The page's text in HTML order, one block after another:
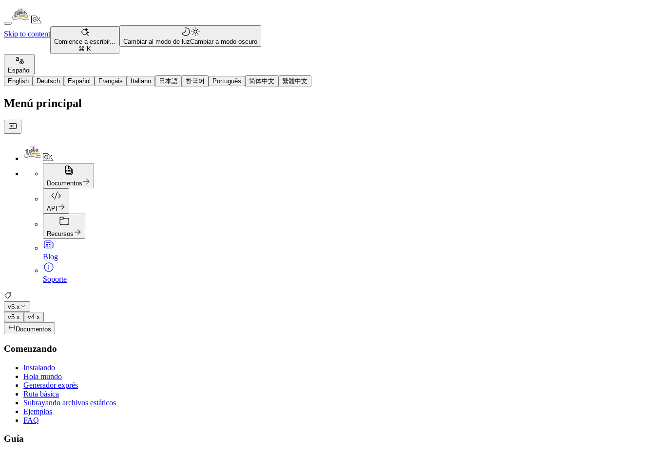
Skip to content
Comience a escribir...
⌘ K
Cambiar al modo de luzCambiar a modo oscuro
Español
English
Deutsch Español Français Italiano 日本語 한국어 Português 简体中文 繁體中文
Menú principal
Documentos
API
Recursos
Blog
Soporte
v5.x
v5.x
v4.x
Documentos
Comenzando
Instalando
Hola mundo
Generador exprés
Ruta básica
Subrayando archivos estáticos
Ejemplos
FAQ
Guía